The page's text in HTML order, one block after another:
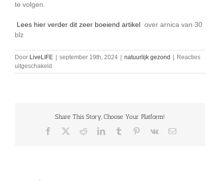
te volgen.
Lees hier verder dit zeer boeiend artikel over arnica van 30
blz
Door LiveLIFE september 19th, 2024 natuurlijk gezond
Reacties
uitgeschakeld
Arnica
het
sterk
Share This Story, Choose Your Platform!
Facebook RedditLinkedInTumblr Pinterest
Vk
E-